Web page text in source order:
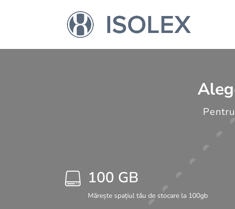
 100 GB
Mărește spațiul tău de stocare la 100gb